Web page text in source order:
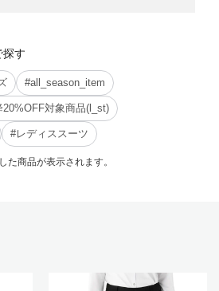
探す
#all_season_item
対象商品(l_st)
#レディススーツ
商品が表示されます。